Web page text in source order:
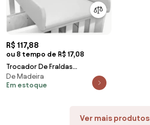
R$ 117,88
ou 8 tempo de R$ 17,08
Trocador De Fraldas
Almofadado Para Berço
Courino Branco
De Madeira
Em estoque
Ver mais produtos